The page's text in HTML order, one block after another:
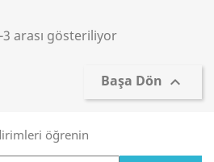
arası gösteriliyor
Başa Dön 
öğrenin